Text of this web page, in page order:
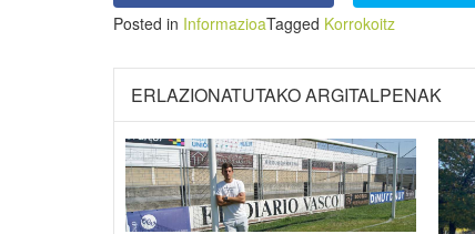
Posted in InformazioaTagged Korrokoitz
ERLAZIONATUTAKO ARGITALPENAK